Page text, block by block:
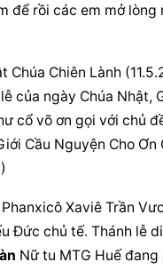
để rồi các em mở lòng
Chúa Chiên Lành
của ngày Chúa Nhật,
cổ võ ơn gọi với chủ
Cầu Nguyện Cho
Xaviê Trần
Đức chủ tế. Thánh lễ
Nữ tu MTG Huế đang